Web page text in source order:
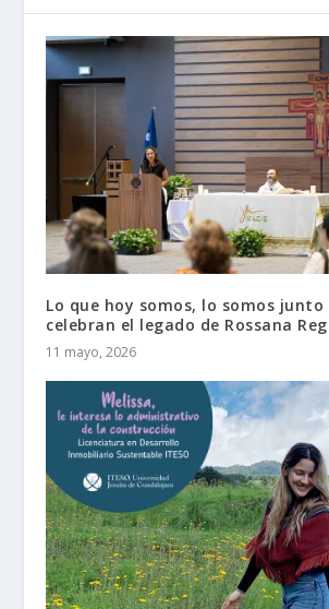
Lo que hoy somos, lo somos junto
celebran el legado de Rossana
11 mayo, 2026